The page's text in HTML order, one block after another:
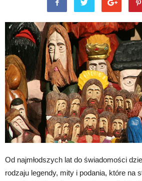
Od najmłodszych lat do świadomości
rodzaju legendy, mity i podania, które na